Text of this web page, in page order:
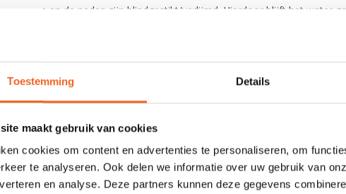
Toestemming Details
maakt gebruik van cookies
cookies om content en advertenties te personaliseren, om
te analyseren. Ook delen we informatie over uw gebruik van
en analyse. Deze partners kunnen deze gegevens
en de naden zijn blindgestikt/verlijmd. Hierdoor blijft het water